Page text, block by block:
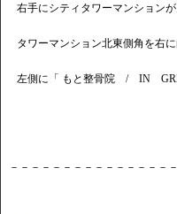
右手にシティタワーマンションが
タワーマンション北東側角を右に
左側に「 もと整骨院 / IN
－－－－－－－－－－－－－－－